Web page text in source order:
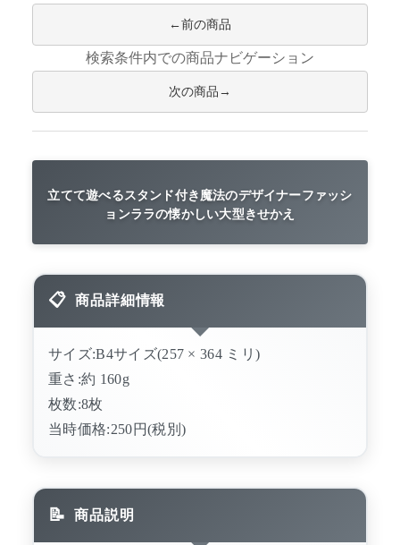
前の商品
検索条件内での商品ナビゲーション
次の商品
立てて遊べるスタンド付き魔法のデザイナーファッシ
ョンララの懐かしい大型きせかえ
商品詳細情報
サイズ:B4サイズ(257 × 364 ミリ)
重さ:約 160g
枚数:8枚
当時価格:250円(税別)
商品説明